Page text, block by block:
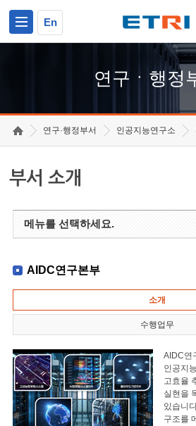
En
연구ㆍ행정
연구·행정부서 인공지능연구소
부서 소개
메뉴를 선택하세요.
AIDC연구본부
소개
수행업무
AIDC연
인공지
고효율
실현을
있습니
구조를